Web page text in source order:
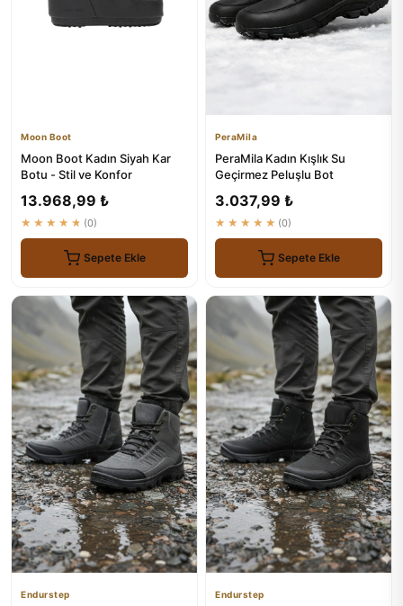
Moon Boot
Moon Boot Kadın Siyah Kar
Botu - Stil ve Konfor
13.968,99 ₺
★★★★★ (0)
Sepete Ekle
PeraMila
PeraMila Kadın Kışlık Su
Geçirmez Peluşlu Bot
3.037,99 ₺
★★★★★ (0)
Sepete Ekle
Endurstep Endurstep